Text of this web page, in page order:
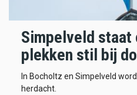
Simpelveld staat
plekken stil bij
In Bocholtz en Simpelveld
herdacht.